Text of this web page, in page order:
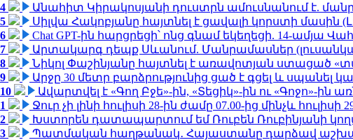
4
Անահիտ Կիրակոսյանի դուստրն ամուսնանում է.
5
Սիլվա Հակոբյանը հայտնել է ցավալի կորստի մասին
6
Chat GPT-ին հարցրեցի՝ ոնց գնամ եկեղեցի. 14-ամյա
7
Արտակարգ դեպք Սևանում. Մանրամասներ
8
Նիկոլ Փաշինյանը հայտնել է առավոտյան ստացած
9
Արջը 30 մետր բարձրությունից ցած է գցել և սպանել
10
Ավարտվել է «Գող Բջե»-ին, «Տեցիկ»-ին ու «Գոջո»-ին
1
Ջուր չի լինի հուլիսի 28-ին ժամը 07.00-ից մինչև հուլիսի
2
Խստորեն դատապարտում եմ Ռուբեն Ռուբինյանի
3
Պատմական հաղթանակ․ Հայաստանը դարձավ